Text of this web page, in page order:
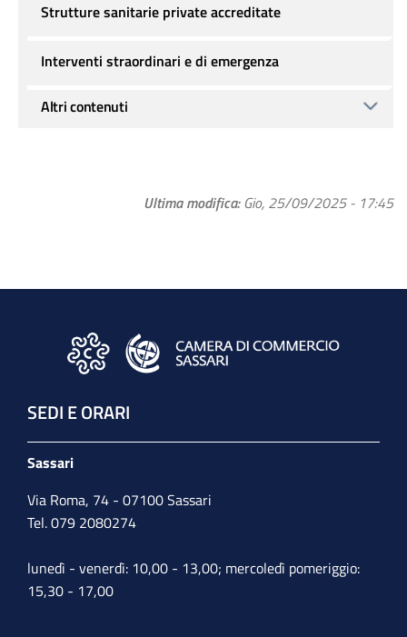
Ultima modifica Gio, 25/09/2025 - 17:45
Strutture sanitarie private accreditate
Interventi straordinari e di emergenza
Altri contenuti
SEDI E ORARI
Sassari
Via Roma, 74 - 07100 Sassari
Tel. 079 2080274
lunedì - venerdì: 10,00 - 13,00; mercoledì pomeriggio:
15,30 - 17,00